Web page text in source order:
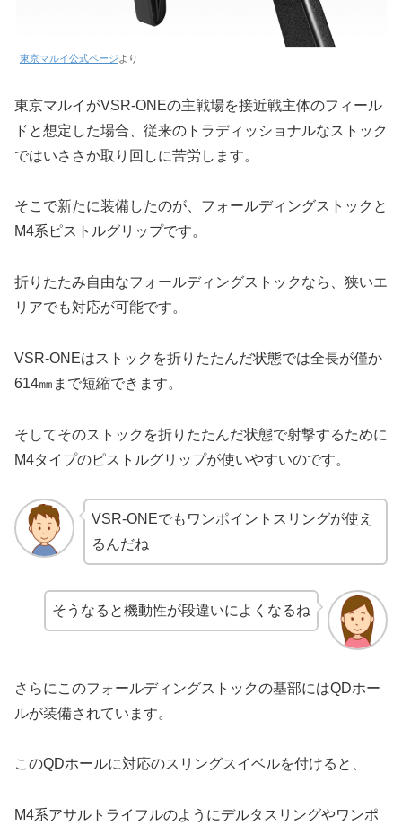
東京マルイ公式ページ より
東京マルイがVSR-ONEの主戦場を接近戦主体のフィール
ドと想定した場合、従来のトラディッショナルなストック
ではいささか取り回しに苦労します。
そこで新たに装備したのが、フォールディングストックと
M4系ピストルグリップです。
折りたたみ自由なフォールディングストックなら、狭いエ
リアでも対応が可能です。
VSR-ONEはストックを折りたたんだ状態では全長が僅か
614㎜まで短縮できます。
そしてそのストックを折りたたんだ状態で射撃するために
M4タイプのピストルグリップが使いやすいのです。
VSR-ONEでもワンポイントスリングが使え
るんだね
そうなると機動性が段違いによくなるね
さらにこのフォールディングストックの基部にはQDホー
ルが装備されています。
このQDホールに対応のスリングスイベルを付けると、
M4系アサルトライフルのようにデルタスリングやワンポ